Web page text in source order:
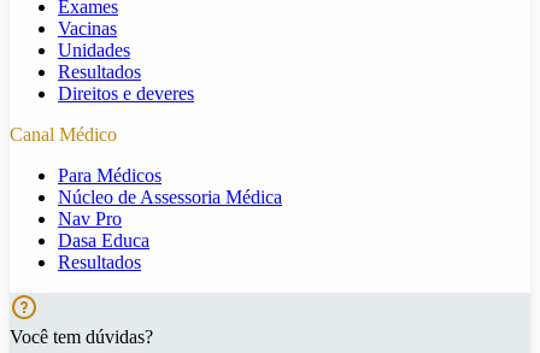
Exames
Vacinas
Unidades
Resultados
Direitos e deveres
Canal Médico
Para Médicos
Núcleo de Assessoria Médica
Nav Pro
Dasa Educa
Resultados
Você tem dúvidas?